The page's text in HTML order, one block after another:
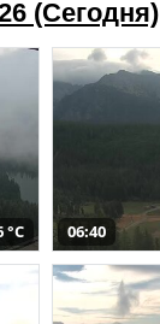
(Cегодня)
°C 06:40